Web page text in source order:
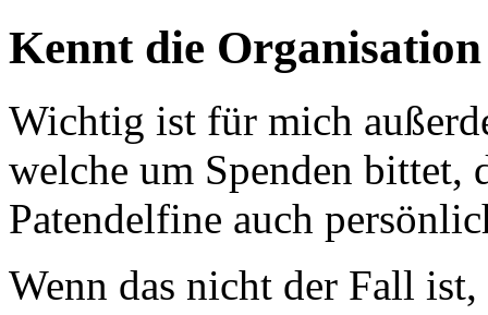
Kennt die
Wichtig ist für mich
welche um Spenden bittet,
Patendelfine auch
Wenn das nicht der Fall